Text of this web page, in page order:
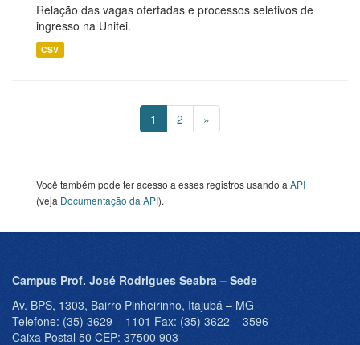
Relação das vagas ofertadas e processos seletivos de
ingresso na Unifei.
CSV
1 2 »
Você também pode ter acesso a esses registros usando a API
(veja Documentação da API).
Campus Prof. José Rodrigues Seabra – Sede
Av. BPS, 1303, Bairro Pinheirinho, Itajubá – MG
Telefone: (35) 3629 – 1101 Fax: (35) 3622 – 3596
Caixa Postal 50 CEP: 37500 903